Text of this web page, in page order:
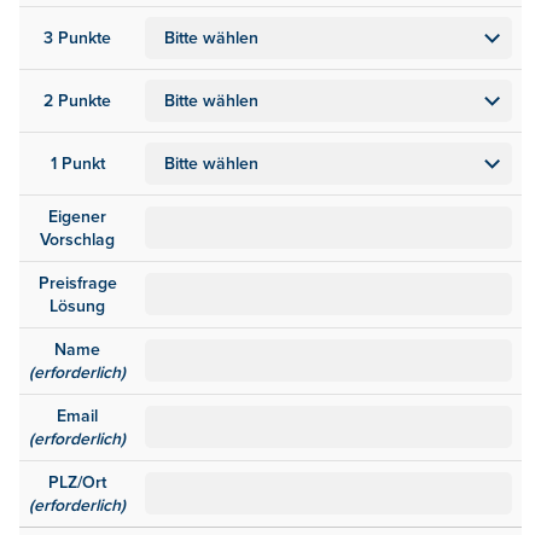
3 Punkte
2 Punkte
1 Punkt
Eigener
Vorschlag
Preisfrage
Lösung
Name
(erforderlich)
Email
(erforderlich)
PLZ/Ort
(erforderlich)